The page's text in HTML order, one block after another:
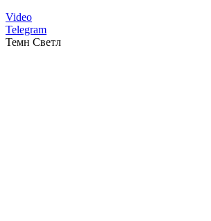
Video
Telegram
Темн Светл